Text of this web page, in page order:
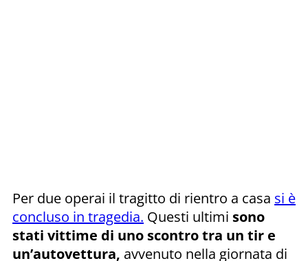
Per due operai il tragitto di rientro a casa si è
concluso in tragedia. Questi ultimi sono
stati vittime di uno scontro tra un tir e
un’autovettura, avvenuto nella giornata di